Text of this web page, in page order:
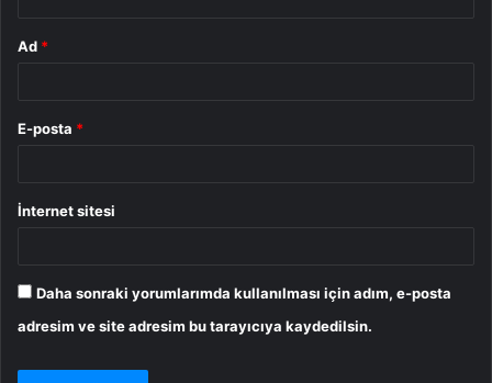
Ad *
E-posta *
İnternet sitesi
Daha sonraki yorumlarımda kullanılması için adım, e-posta
adresim ve site adresim bu tarayıcıya kaydedilsin.